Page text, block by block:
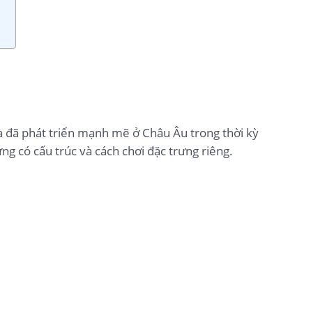
đã phát triển mạnh mẽ ở Châu Âu trong thời kỳ
có cấu trúc và cách chơi đặc trưng riêng.